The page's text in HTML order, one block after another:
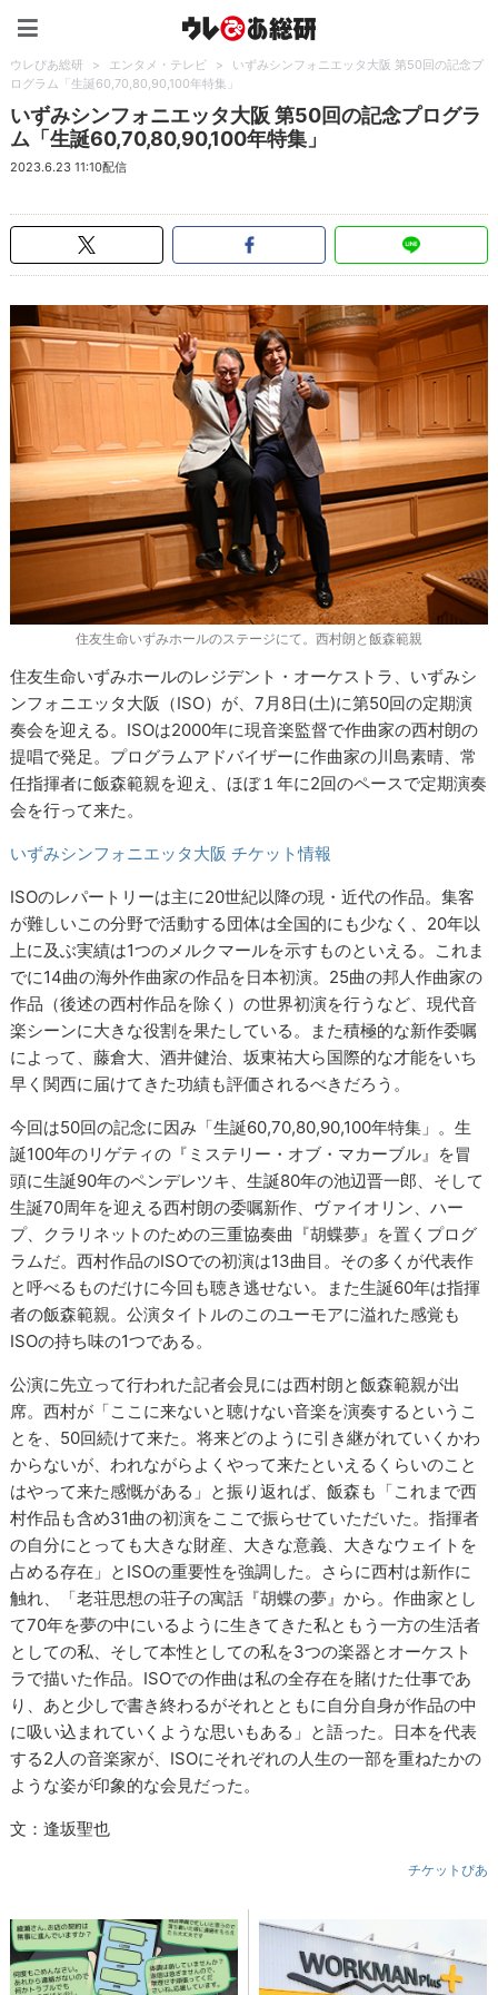
ウレぴあ総研 > エンタメ・テレビ >
いずみシンフォニエッタ大阪 第50回の記念プ
ログラム「生誕60,70,80,90,100年特集」
いずみシンフォニエッタ大阪 第50回の記念プログラ
ム「生誕60,70,80,90,100年特集」
2023.6.23 11:10配信
住友生命いずみホールのステージにて。西村朗と飯森範親
住友生命いずみホールのレジデント・オーケストラ、いずみシ
ンフォニエッタ大阪（ISO）が、7月8日(土)に第50回の定期演
奏会を迎える。ISOは2000年に現音楽監督で作曲家の西村朗の
提唱で発足。プログラムアドバイザーに作曲家の川島素晴、常
任指揮者に飯森範親を迎え、ほぼ１年に2回のペースで定期演奏
会を行って来た。
いずみシンフォニエッタ大阪 チケット情報
ISOのレパートリーは主に20世紀以降の現・近代の作品。集客
が難しいこの分野で活動する団体は全国的にも少なく、20年以
上に及ぶ実績は1つのメルクマールを示すものといえる。これま
でに14曲の海外作曲家の作品を日本初演。25曲の邦人作曲家の
作品（後述の西村作品を除く）の世界初演を行うなど、現代音
楽シーンに大きな役割を果たしている。また積極的な新作委嘱
によって、藤倉大、酒井健治、坂東祐大ら国際的な才能をいち
早く関西に届けてきた功績も評価されるべきだろう。
今回は50回の記念に因み「生誕60,70,80,90,100年特集」。生
誕100年のリゲティの『ミステリー・オブ・マカーブル』を冒
頭に生誕90年のペンデレツキ、生誕80年の池辺晋一郎、そして
生誕70周年を迎える西村朗の委嘱新作、ヴァイオリン、ハー
プ、クラリネットのための三重協奏曲『胡蝶夢』を置くプログ
ラムだ。西村作品のISOでの初演は13曲目。その多くが代表作
と呼べるものだけに今回も聴き逃せない。また生誕60年は指揮
者の飯森範親。公演タイトルのこのユーモアに溢れた感覚も
ISOの持ち味の1つである。
公演に先立って行われた記者会見には西村朗と飯森範親が出
席。西村が「ここに来ないと聴けない音楽を演奏するというこ
とを、50回続けて来た。将来どのように引き継がれていくかわ
からないが、われながらよくやって来たといえるくらいのこと
はやって来た感慨がある」と振り返れば、飯森も「これまで西
村作品も含め31曲の初演をここで振らせていただいた。指揮者
の自分にとっても大きな財産、大きな意義、大きなウェイトを
占める存在」とISOの重要性を強調した。さらに西村は新作に
触れ、「老荘思想の荘子の寓話『胡蝶の夢』から。作曲家とし
て70年を夢の中にいるように生きてきた私ともう一方の生活者
としての私、そして本性としての私を3つの楽器とオーケスト
ラで描いた作品。ISOでの作曲は私の全存在を賭けた仕事であ
り、あと少しで書き終わるがそれとともに自分自身が作品の中
に吸い込まれていくような思いもある」と語った。日本を代表
する2人の音楽家が、ISOにそれぞれの人生の一部を重ねたかの
ような姿が印象的な会見だった。
文：逢坂聖也
チケットぴあ